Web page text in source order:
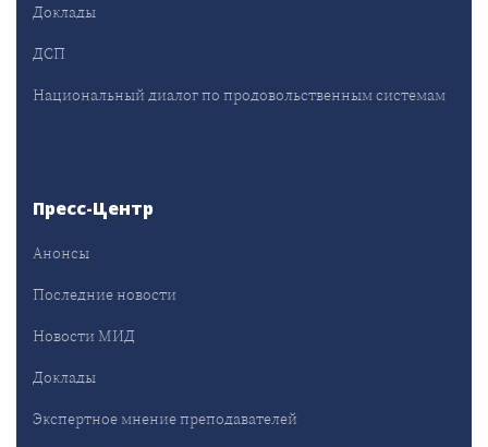
Доклады
ДСП
Национальный диалог по продовольственным системам
Пресс-Центр
Анонсы
Последние новости
Новости МИД
Доклады
Экспертное мнение преподавателей